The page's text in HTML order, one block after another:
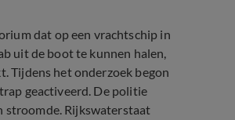
dat op een vrachtschip in
uit de boot te kunnen halen,
Tijdens het onderzoek begon
geactiveerd. De politie
stroomde. Rijkswaterstaat